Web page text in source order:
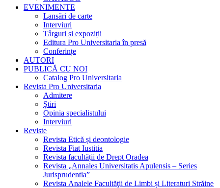
EVENIMENTE
Lansări de carte
Interviuri
Târguri și expoziții
Editura Pro Universitaria în presă
Conferințe
AUTORI
PUBLICĂ CU NOI
Catalog Pro Universitaria
Revista Pro Universitaria
Admitere
Știri
Opinia specialistului
Interviuri
Reviste
Revista Etică și deontologie
Revista Fiat Iustitia
Revista facultății de Drept Oradea
Revista „Annales Universitatis Apulensis – Series
Jurisprudentia”
Revista Analele Facultăţii de Limbi și Literaturi Străine